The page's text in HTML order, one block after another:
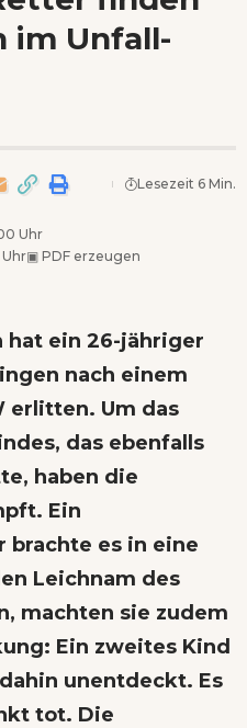
im Unfall-
Uhr
Uhr▣ PDF erzeugen
Lesezeit 6 Min.
hat ein 26-jähriger
nach einem
erlitten. Um das
das ebenfalls
haben die
Ein
brachte es in eine
Leichnam des
machten sie zudem
Ein zweites Kind
unentdeckt. Es
tot. Die